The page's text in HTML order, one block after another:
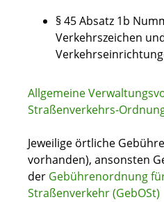
§ 45 Absatz 1b
Verkehrszeichen
Allgemeine
Straßenverkehrs-
Jeweilige örtliche
vorhanden), ansonsten
der Gebührenordnung
Straßenverkehr (GebOSt)